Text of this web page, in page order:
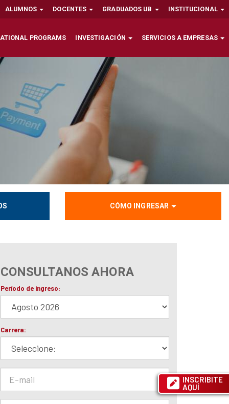
ALUMNOS DOCENTES GRADUADOS UB INSTITUCIONAL
PROGRAMS INVESTIGACIÓN SERVICIOS A EMPRESAS
CÓMO INGRESAR
CONSULTANOS AHORA
INSCRIBITE
AQUÍ